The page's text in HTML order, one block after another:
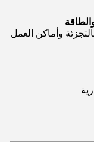
وأماكن العمل